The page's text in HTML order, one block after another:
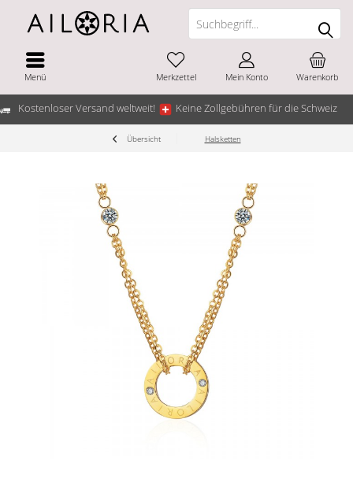
Kostenloser Versand weltweit! Keine Zollgebühren für die Schweiz
Menü Warenkorb
Merkzettel Mein Konto
Übersicht Halsketten